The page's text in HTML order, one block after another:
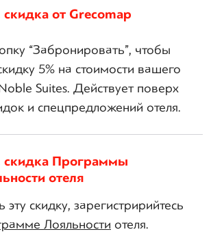
от Grecomap
“Забронировать”, чтобы
5% на стоимости вашего
Suites. Действует поверх
и спецпредложений отеля.
Программы
отеля
скидку, зарегистририйтесь
Лояльности отеля.